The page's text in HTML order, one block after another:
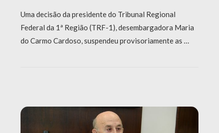
Uma decisão da presidente do Tribunal Regional
Federal da 1ª Região (TRF-1), desembargadora Maria
do Carmo Cardoso, suspendeu provisoriamente as …